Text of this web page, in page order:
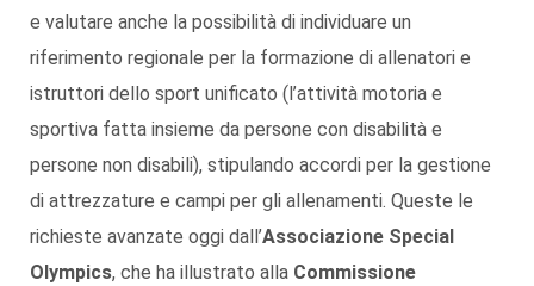
e valutare anche la possibilità di individuare un
riferimento regionale per la formazione di allenatori e
istruttori dello sport unificato (l’attività motoria e
sportiva fatta insieme da persone con disabilità e
persone non disabili), stipulando accordi per la gestione
di attrezzature e campi per gli allenamenti. Queste le
richieste avanzate oggi dall’Associazione Special
Olympics, che ha illustrato alla Commissione